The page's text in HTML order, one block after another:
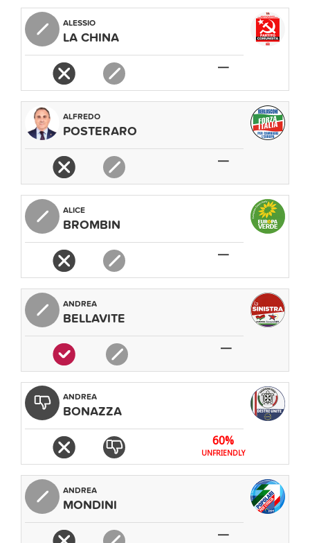
ALESSIO
LA CHINA
—
ALFREDO
POSTERARO
—
ALICE
BROMBIN
—
ANDREA
BELLAVITE
—
ANDREA
BONAZZA
60%
UNFRIENDLY
ANDREA
MONDINI
—